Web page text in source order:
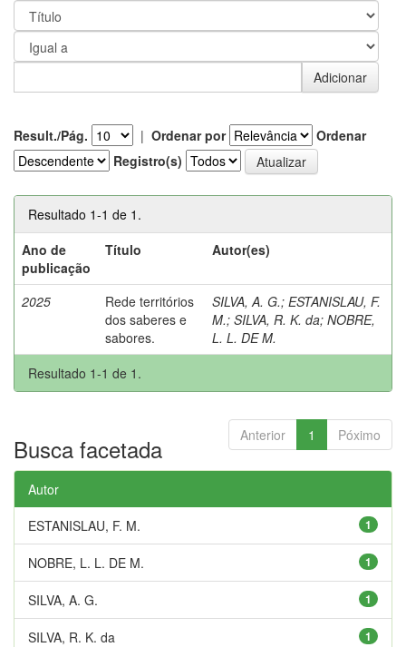
Result./Pág. | Ordenar por
Ordenar
Registro(s)
Resultado 1-1 de 1.
Ano de
publicação
Título Autor(es)
2025
Rede territórios
dos saberes e
sabores.
SILVA, A. G.; ESTANISLAU, F.
M.; SILVA, R. K. da; NOBRE,
L. L. DE M.
Resultado 1-1 de 1.
Anterior 1 Póximo
Busca facetada
Autor
1
ESTANISLAU, F. M.
1
NOBRE, L. L. DE M.
1
SILVA, A. G.
1
SILVA, R. K. da